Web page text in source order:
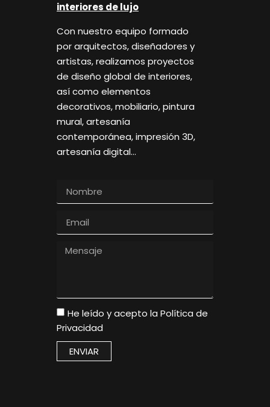
interiores de lujo
Con nuestro equipo formado
por arquitectos, diseñadores y
artistas, realizamos proyectos
de diseño global de interiores,
así como elementos
decorativos, mobiliario, pintura
mural, artesanía
contemporánea, impresión 3D,
artesanía digital…
He leído y acepto la Política de
Privacidad
ENVIAR